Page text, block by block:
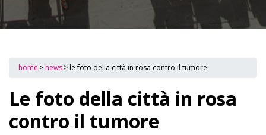
home > news> le foto della città in rosa contro il tumore
Le foto della città in rosa
contro il tumore